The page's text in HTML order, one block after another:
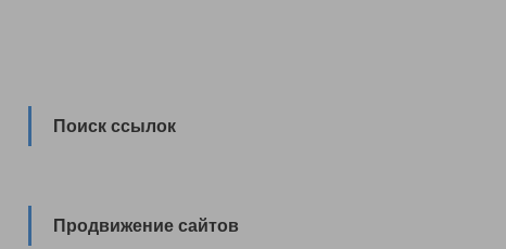
Поиск ссылок
Продвижение сайтов